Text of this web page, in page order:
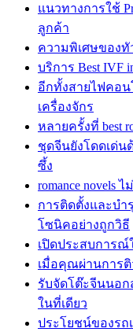
แนวทางการใช้
ลูกค้า
ความพิเศษของทั
บริการ Best IVF
อีกทั้งสายไฟคอ
เครื่องจักร
หลายครั้งที่ best
ชุดจีนยังโดดเด่
ซึ้ง
romance novels
การติดตั้งและบำ
โซนิคอย่างถูกวิธี
เปิดประสบการ
เมื่อคุณผ่านการติ
รับจัดโต๊ะจีนนอ
ในที่เดียว
ประโยชน์ของรถ